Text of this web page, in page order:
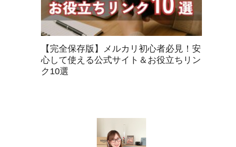
【完全保存版】メルカリ初心者必見！安
心して使える公式サイト＆お役立ちリン
ク10選